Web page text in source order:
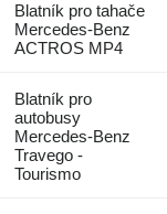
Blatník pro tahače
Mercedes-Benz
ACTROS MP4
Blatník pro
autobusy
Mercedes-Benz
Travego -
Tourismo